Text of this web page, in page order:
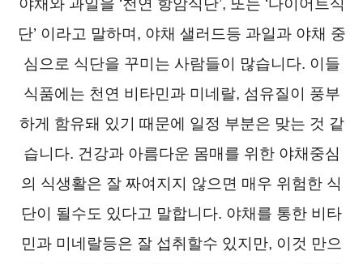
야채와 과일을 ‘천연 항암식단’, 또는 ‘다이어트식
단’ 이라고 말하며, 야채 샐러드등 과일과 야채 중
심으로 식단을 꾸미는 사람들이 많습니다. 이들
식품에는 천연 비타민과 미네랄, 섬유질이 풍부
하게 함유돼 있기 때문에 일정 부분은 맞는 것 같
습니다. 건강과 아름다운 몸매를 위한 야채중심
의 식생활은 잘 짜여지지 않으면 매우 위험한 식
단이 될수도 있다고 말합니다. 야채를 통한 비타
민과 미네랄등은 잘 섭취할수 있지만, 이것 만으